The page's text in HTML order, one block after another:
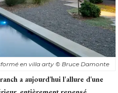
en villa arty © Bruce Damonte
a aujourd'hui l'allure d'une